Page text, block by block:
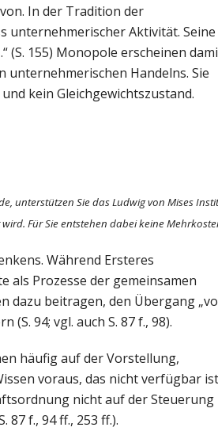
In der Tradition der
unternehmerischer Aktivität. Seine
155) Monopole erscheinen
Handelns. Sie
kein Gleichgewichtszustand.
unterstützen Sie das Ludwig von Mises
Für Sie entstehen dabei keine
Während Ersteres
Prozesse der gemeinsamen
dazu beitragen, den Übergang
94; vgl. auch S. 87 f., 98).
häufig auf der Vorstellung,
voraus, das nicht verfügbar
nicht auf der Steuerung
f., 94 ff., 253 ff.).